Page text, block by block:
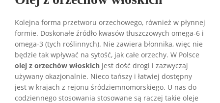
Kolejna forma przetworu orzechowego, również w płynnej
formie. Doskonałe źródło kwasów tłuszczowych omega-6 i
omega-3 (tych roślinnych). Nie zawiera błonnika, więc nie
będzie tak wpływać na sytość, jak całe orzechy. W Polsce
olej z orzechów włoskich jest dość drogi i zazwyczaj
używany okazjonalnie. Nieco tańszy i łatwiej dostępny
jest w krajach z rejonu śródziemnomorskiego. U nas do
codziennego stosowania stosowane są raczej takie oleje